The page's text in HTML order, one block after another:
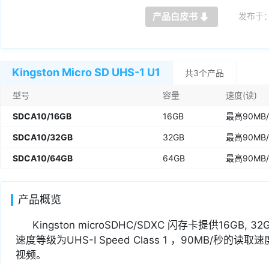
产品白皮书 发布于
Kingston Micro SD UHS-1 U1 共3个产品
型号 容量 速度(读)
SDCA10/16GB 16GB 最高
SDCA10/32GB 32GB 最高
SDCA10/64GB 64GB 最高
产品概览
Kingston microSDHC/SDXC 闪存卡提供16GB,
速度等级为UHS-I Speed Class 1 ，90MB/秒的读取
视频。